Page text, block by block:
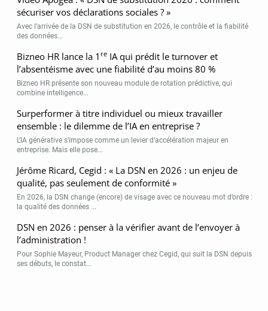
sécuriser vos déclarations sociales ? »
Avec l’arrivée de la DSN de substitution en 2026, le contrôle et la fiabilité
des données...
Bizneo HR lance la 1 re IA qui prédit le turnover et
l’absentéisme avec une fiabilité d’au moins 80 %
Bizneo HR présente son nouveau module de rotation prédictive, qui
combine intelligence...
Surperformer à titre individuel ou mieux travailler
ensemble : le dilemme de l’IA en entreprise ?
L’IA générative s’impose comme un levier d’accélération majeur en
entreprise. Mais elle pose...
Jérôme Ricard, Cegid : « La DSN en 2026 : un enjeu de
qualité, pas seulement de conformité »
En 2026, la DSN change (encore) de visage avec ce nouveau mot d’ordre :
la qualité des données ...
DSN en 2026 : penser à la vérifier avant de l’envoyer à
l’administration !
Pour Sophie Mayeur, Product Manager chez Cegid, qui suit la DSN depuis
ses débuts, le constat...